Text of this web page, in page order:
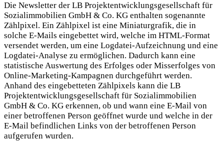
Die Newsletter der LB Projektentwicklungsgesellschaft für
Sozialimmobilien GmbH & Co. KG enthalten sogenannte
Zählpixel. Ein Zählpixel ist eine Miniaturgrafik, die in
solche E-Mails eingebettet wird, welche im HTML-Format
versendet werden, um eine Logdatei-Aufzeichnung und eine
Logdatei-Analyse zu ermöglichen. Dadurch kann eine
statistische Auswertung des Erfolges oder Misserfolges von
Online-Marketing-Kampagnen durchgeführt werden.
Anhand des eingebetteten Zählpixels kann die LB
Projektentwicklungsgesellschaft für Sozialimmobilien
GmbH & Co. KG erkennen, ob und wann eine E-Mail von
einer betroffenen Person geöffnet wurde und welche in der
E-Mail befindlichen Links von der betroffenen Person
aufgerufen wurden.